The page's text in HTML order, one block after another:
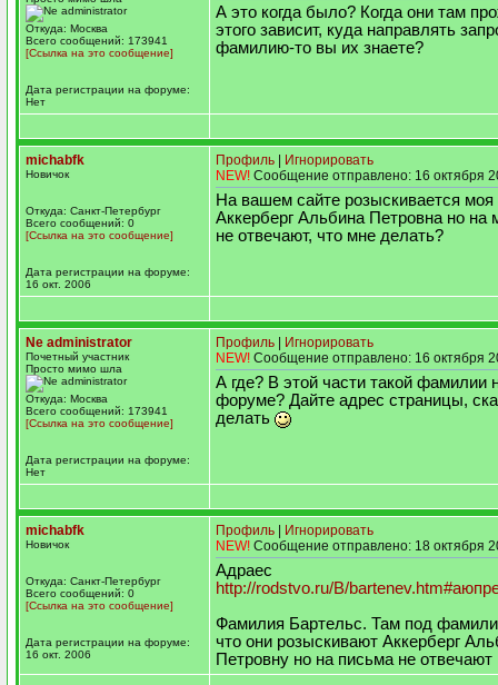
Откуда: Москва
Всего сообщений: 173941
[Ссылка на это сообщение]
Дата регистрации на форуме:
Нет
А это когда было? Когда они там
этого зависит, куда направлять
фамилию-то вы их знаете?
michabfk
Новичок
Откуда: Санкт-Петербург
Всего сообщений: 0
[Ссылка на это сообщение]
Дата регистрации на форуме:
16 окт. 2006
Профиль
Игнорировать
NEW! Сообщение отправлено: 16 октября
На вашем сайте розыскивается
Аккерберг Альбина Петровна но на
не отвечают, что мне делать?
Ne administrator
Почетный участник
Просто мимо шла
Откуда: Москва
Всего сообщений: 173941
[Ссылка на это сообщение]
Дата регистрации на форуме:
Нет
Профиль
Игнорировать
NEW! Сообщение отправлено: 16 октября
А где? В этой части такой фамилии
форуме? Дайте адрес страницы,
делать
michabfk
Новичок
Откуда: Санкт-Петербург
Всего сообщений: 0
[Ссылка на это сообщение]
Дата регистрации на форуме:
16 окт. 2006
Профиль
Игнорировать
NEW! Сообщение отправлено: 18 октября
Адраес
http://rodstvo.ru/B/
Фамилия Бартельс. Там под
что они розыскивают Аккерберг
Петровну но на письма не отвечают